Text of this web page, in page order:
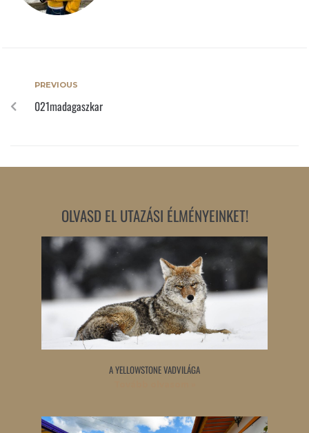
PREVIOUS
021madagaszkar
OLVASD EL UTAZÁSI ÉLMÉNYEINKET!
A YELLOWSTONE VADVILÁGA